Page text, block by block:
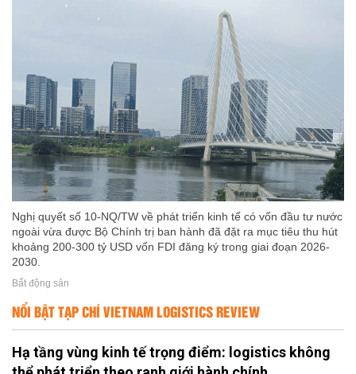
Nghị quyết số 10-NQ/TW về phát triển kinh tế có vốn đầu tư nước
ngoài vừa được Bộ Chính trị ban hành đã đặt ra mục tiêu thu hút
khoảng 200-300 tỷ USD vốn FDI đăng ký trong giai đoạn 2026-
2030.
Bất động sản
NỔI BẬT TẠP CHÍ VIETNAM LOGISTICS REVIEW
Hạ tầng vùng kinh tế trọng điểm: logistics không